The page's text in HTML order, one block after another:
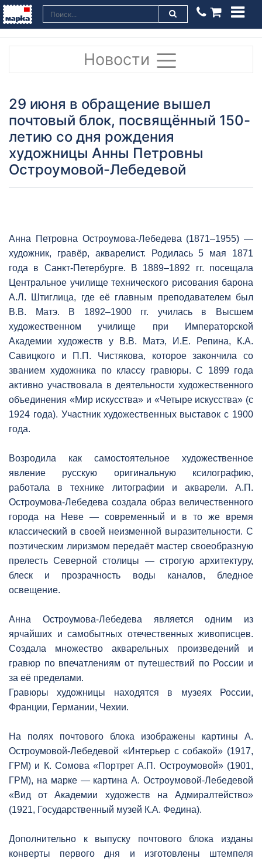
Новости
29 июня в обращение вышел
почтовый блок, посвящённый 150-
летию со дня рождения
художницы Анны Петровны
Остроумовой-Лебедевой
Анна Петровна Остроумова-Лебедева (1871–1955) —
художник, гравёр, акварелист. Родилась 5 мая 1871
года в Санкт-Петербурге. В 1889–1892 гг. посещала
Центральное училище технического рисования барона
А.Л. Штиглица, где её главным преподавателем был
В.В. Матэ. В 1892–1900 гг. училась в Высшем
художественном училище при Императорской
Академии художеств у В.В. Матэ, И.Е. Репина, К.А.
Савицкого и П.П. Чистякова, которое закончила со
званием художника по классу гравюры. С 1899 года
активно участвовала в деятельности художественного
объединения «Мир искусства» и «Четыре искусства» (с
1924 года). Участник художественных выставок с 1900
года.
Возродила как самостоятельное художественное
явление русскую оригинальную ксилографию,
работала в технике литографии и акварели. А.П.
Остроумова-Лебедева создала образ величественного
города на Неве — современный и в то же время
классический в своей неизменной выразительности. С
поэтическим лиризмом передаёт мастер своеобразную
прелесть Северной столицы — строгую архитектуру,
блеск и прозрачность воды каналов, бледное
освещение.
Анна Остроумова-Лебедева является одним из
ярчайших и самобытных отечественных живописцев.
Создала множество акварельных произведений и
гравюр по впечатлениям от путешествий по России и
за её пределами.
Гравюры художницы находятся в музеях России,
Франции, Германии, Чехии.
На полях почтового блока изображены картины А.
Остроумовой-Лебедевой «Интерьер с собакой» (1917,
ГРМ) и К. Сомова «Портрет А.П. Остроумовой» (1901,
ГРМ), на марке — картина А. Остроумовой-Лебедевой
«Вид от Академии художеств на Адмиралтейство»
(1921, Государственный музей К.А. Федина).
Дополнительно к выпуску почтового блока изданы
конверты первого дня и изготовлены штемпеля